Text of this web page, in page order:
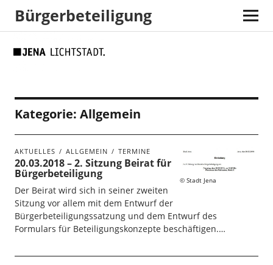
map
Bürgerbeteiligung
Kategorie: Allgemein
Stadt Jena
AKTUELLES ALLGEMEIN TERMINE
20.03.2018 – 2. Sitzung Beirat für
Bürgerbeteiligung
Der Beirat wird sich in seiner zweiten
Sitzung vor allem mit dem Entwurf der
Bürgerbeteiligungssatzung und dem Entwurf des
Formulars für Beteiligungskonzepte beschäftigen.…